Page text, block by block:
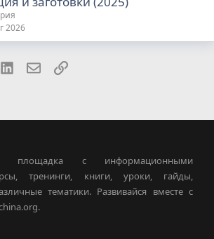
2026
LinkedInЭлектронная почта
Ссылка
площадка с информационными
тренинги, книги, уроки, гайды,
тематики. Развивайся вместе с